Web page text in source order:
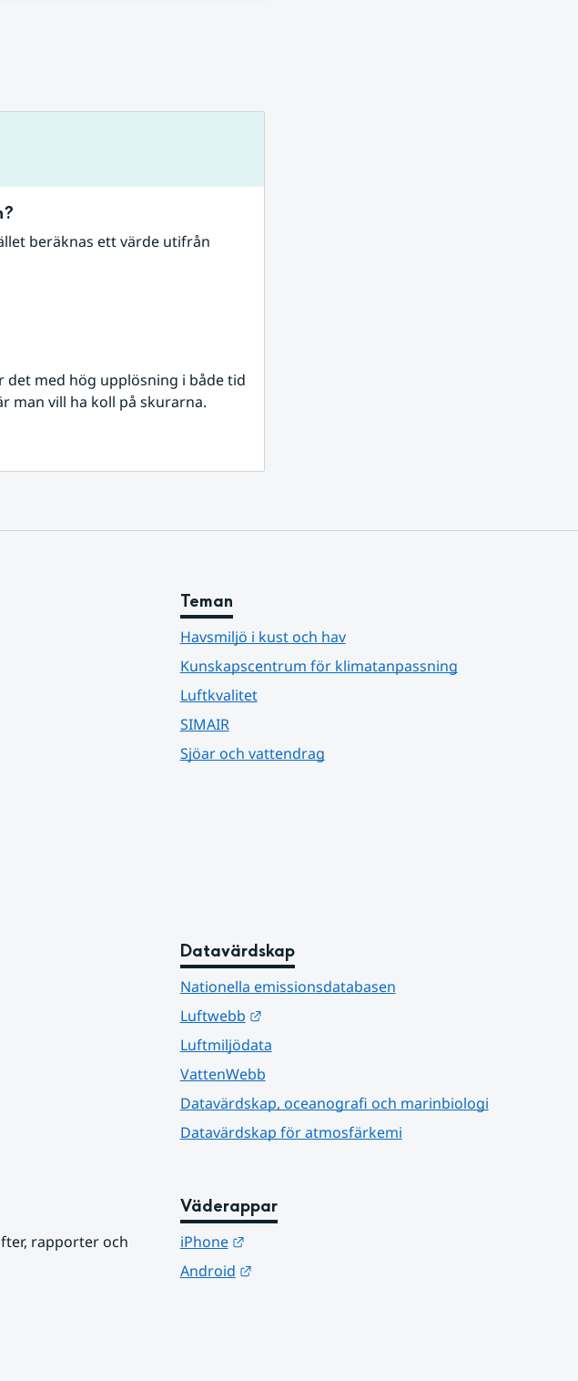
beräknas ett värde utifrån
med hög upplösning i både tid
man vill ha koll på skurarna.
Teman
Havsmiljö i kust och hav
Kunskapscentrum för klimatanpassning
Luftkvalitet
SIMAIR
Sjöar och vattendrag
Datavärdskap
Nationella emissionsdatabasen
Luftwebb
Länk till annan webbplats.
Luftmiljödata
VattenWebb
Datavärdskap, oceanografi och marinbiologi
Datavärdskap för atmosfärkemi
rapporter och
Väderappar
iPhone
Länk till annan webbplats.
Android
Länk till annan webbplats.